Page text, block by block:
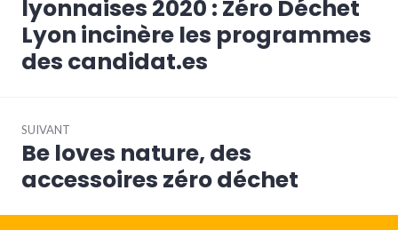
lyonnaises 2020 : Zéro Déchet
Lyon incinère les programmes
des candidat.es
SUIVANT
Article
Suivant:
Be loves nature, des
accessoires zéro déchet